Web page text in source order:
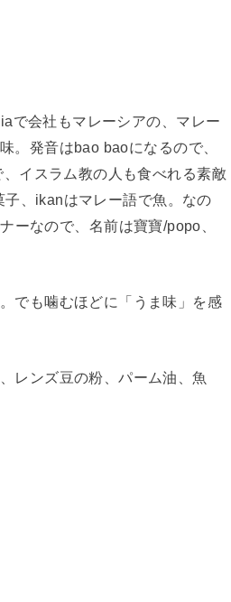
で会社もマレーシアの、マレー
。発音はbao baoになるので、
イスラム教の人も食べれる素敵
、ikanはマレー語で魚。なの
ーなので、名前は寶寶/popo、
でも噛むほどに「うま味」を感
レンズ豆の粉、パーム油、魚